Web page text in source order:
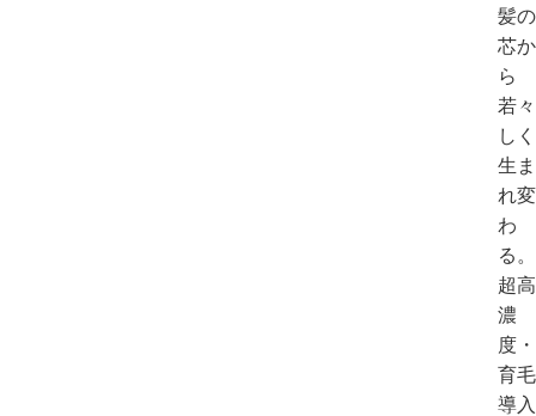
髪の
芯か
ら
若々
しく
生ま
れ変
わ
る。
超高
濃
度・
育毛
導入